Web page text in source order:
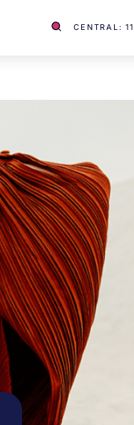
CENTRAL: